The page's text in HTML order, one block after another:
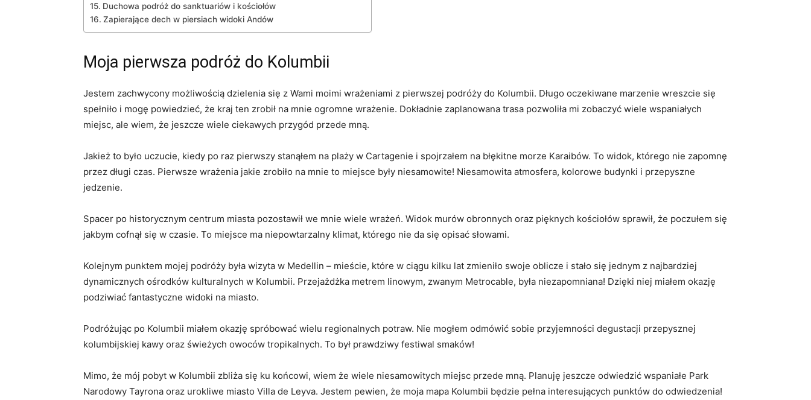
Duchowa‌ podróż do sanktuariów i kościołów
Zapierające ‍dech w piersiach widoki Andów
Moja pierwsza ⁤podróż⁢ do‍ Kolumbii
Jestem zachwycony możliwością dzielenia się z Wami moimi wrażeniami z pierwszej podróży do Kolumbii. Długo oczekiwane ⁣marzenie wreszcie się
spełniło i mogę powiedzieć, że kraj ten zrobił na mnie ogromne wrażenie. Dokładnie ‌zaplanowana ⁢trasa pozwoliła mi zobaczyć wiele wspaniałych⁤
miejsc, ale wiem, że jeszcze ​wiele ciekawych przygód‌ przede⁤ mną.
Jakież to było uczucie, kiedy po ⁢raz pierwszy stanąłem‌ na plaży w Cartagenie i spojrzałem na ‍błękitne morze Karaibów. To widok, którego⁣ nie zapomnę
przez długi czas. Pierwsze wrażenia⁤ jakie zrobiło na mnie to ‌miejsce ​były niesamowite! Niesamowita ⁣atmosfera,⁣ kolorowe budynki i przepyszne
jedzenie.
Spacer po historycznym‌ centrum miasta pozostawił we ⁢mnie wiele wrażeń. ⁣Widok murów ⁣obronnych oraz pięknych kościołów sprawił, że poczułem⁣ się
jakbym cofnął się w czasie. To miejsce ma ⁣niepowtarzalny klimat, którego nie da ‌się opisać słowami.
Kolejnym punktem mojej‌ podróży była‌ wizyta w Medellin – ​mieście, które w ciągu kilku lat zmieniło‌ swoje oblicze ⁢i stało się jednym z najbardziej
dynamicznych ośrodków‍ kulturalnych ⁢w Kolumbii. Przejażdżka metrem linowym, ‍zwanym Metrocable, była niezapomniana!‍ Dzięki niej miałem okazję
⁤podziwiać ⁤fantastyczne widoki na ⁢miasto.
Podróżując po Kolumbii ⁢miałem ⁣okazję spróbować wielu⁤ regionalnych ​potraw. Nie‌ mogłem odmówić sobie przyjemności degustacji ​przepysznej‌
kolumbijskiej kawy oraz ⁤świeżych owoców tropikalnych. ⁤To był prawdziwy festiwal ​smaków!
Mimo, że mój pobyt w Kolumbii zbliża ⁤się ku końcowi, wiem że wiele‍ niesamowitych miejsc przede mną. Planuję jeszcze odwiedzić wspaniałe Park
Narodowy ‍Tayrona oraz urokliwe⁢ miasto Villa de Leyva. Jestem pewien, ‍że⁤ moja mapa Kolumbii będzie ⁢pełna interesujących punktów do odwiedzenia!